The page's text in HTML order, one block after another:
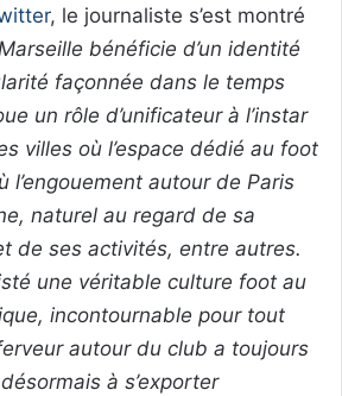
, le journaliste s’est montré
bénéficie d’un identité
façonnée dans le temps
un rôle d’unificateur à l’instar
villes où l’espace dédié au foot
l’engouement autour de Paris
naturel au regard de sa
de ses activités, entre autres.
une véritable culture foot au
incontournable pour tout
autour du club a toujours
à s’exporter